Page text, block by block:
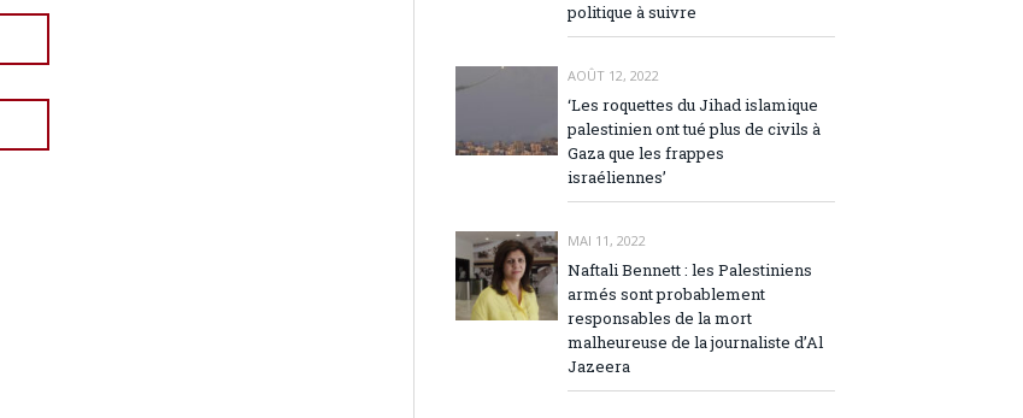
politique à suivre
AOÛT 12, 2022
‘Les roquettes du Jihad islamique
palestinien ont tué plus de civils à
Gaza que les frappes
israéliennes’
MAI 11, 2022
Naftali Bennett : les Palestiniens
armés sont probablement
responsables de la mort
malheureuse de la journaliste d’Al
Jazeera